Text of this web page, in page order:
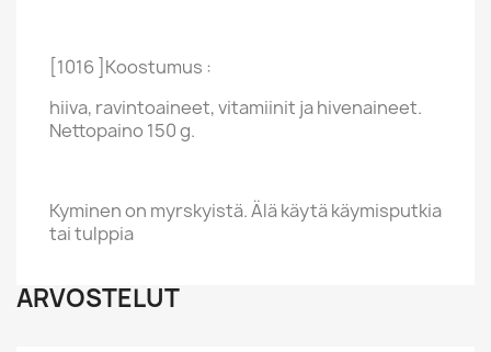
[1016 ]Koostumus :
hiiva, ravintoaineet, vitamiinit ja hivenaineet.
Nettopaino 150 g.
Kyminen on myrskyistä. Älä käytä käymisputkia
tai tulppia
ARVOSTELUT